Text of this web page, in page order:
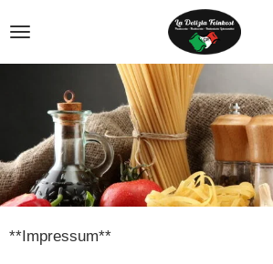
Hauptinhalt
springen
**Impressum**